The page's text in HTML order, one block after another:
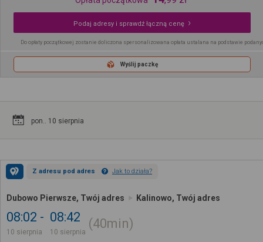
Podaj adresy i sprawdź łączną cenę
Do opłaty początkowej zostanie doliczona spersonalizowana opłata ustalana na podstawie
Wyślij paczkę
pon.. 10 sierpnia
Z adresu pod adres Jak to działa?
Dubowo Pierwsze, Twój adres Kalinowo, Twój adres
08:02
10 sierpnia
08:42
10 sierpnia
40min